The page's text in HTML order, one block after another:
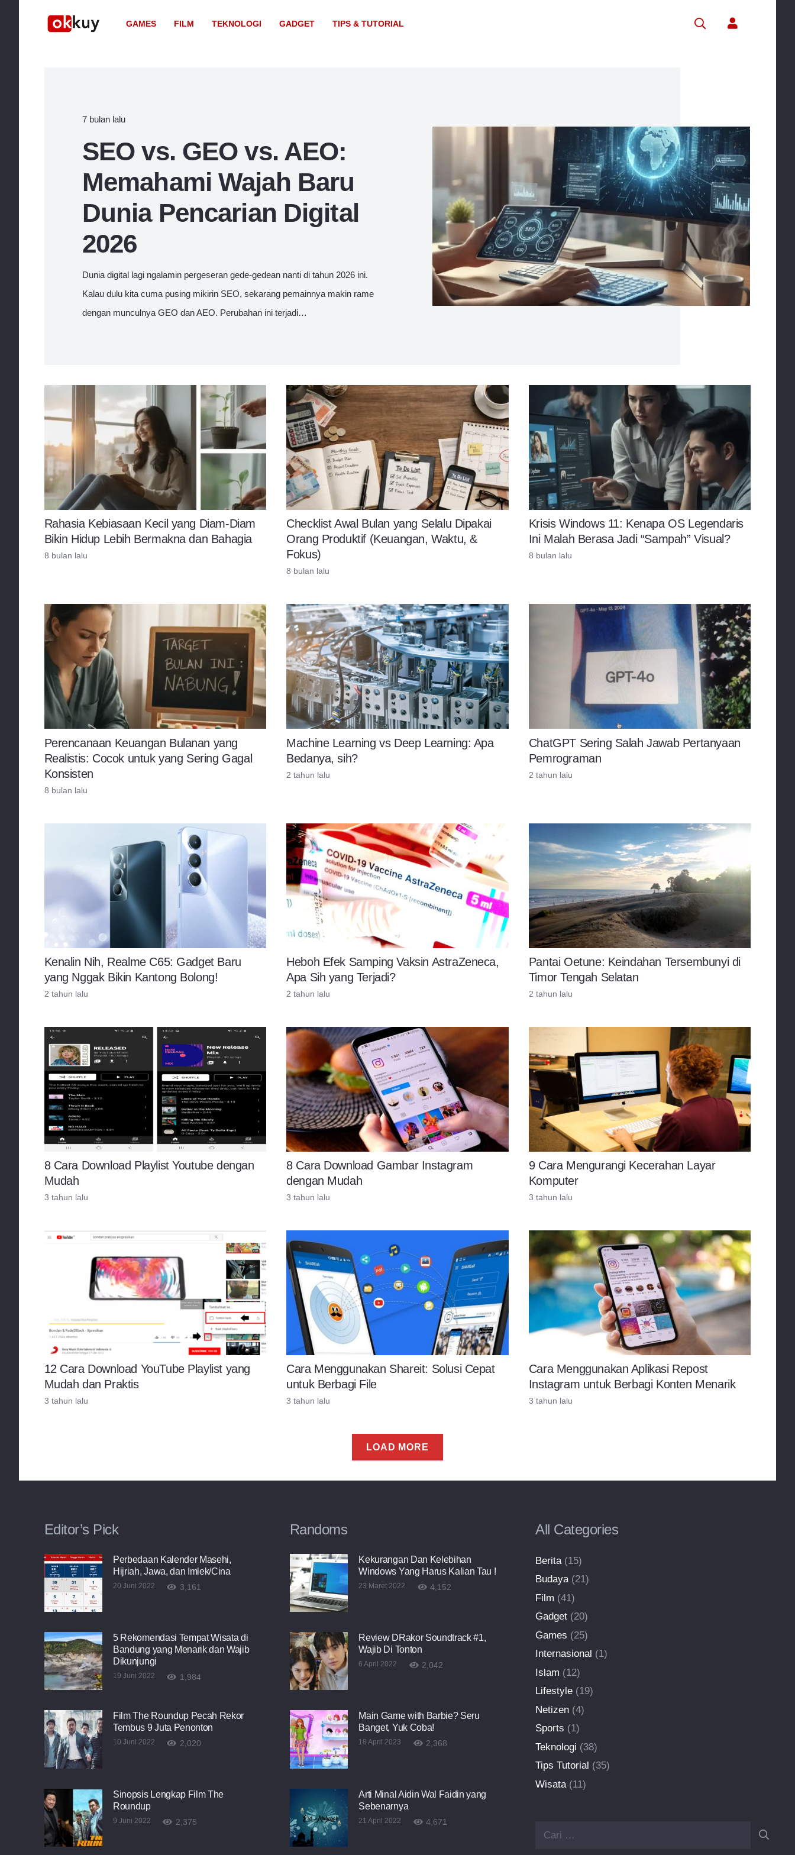
GAMES FILM TEKNOLOGI GADGET TIPS & TUTORIAL
7 bulan lalu
SEO vs. GEO vs. AEO:
Memahami Wajah Baru
Dunia Pencarian Digital
2026
Dunia digital lagi ngalamin pergeseran gede-gedean nanti di tahun 2026 ini.
Kalau dulu kita cuma pusing mikirin SEO, sekarang pemainnya makin rame
dengan munculnya GEO dan AEO. Perubahan ini terjadi…
Rahasia Kebiasaan Kecil yang Diam-Diam
Bikin Hidup Lebih Bermakna dan Bahagia
8 bulan lalu
Checklist Awal Bulan yang Selalu Dipakai
Orang Produktif (Keuangan, Waktu, &
Fokus)
8 bulan lalu
Krisis Windows 11: Kenapa OS Legendaris
Ini Malah Berasa Jadi “Sampah” Visual?
8 bulan lalu
Perencanaan Keuangan Bulanan yang
Realistis: Cocok untuk yang Sering Gagal
Konsisten
8 bulan lalu
Machine Learning vs Deep Learning: Apa
Bedanya, sih?
2 tahun lalu
ChatGPT Sering Salah Jawab Pertanyaan
Pemrograman
2 tahun lalu
Kenalin Nih, Realme C65: Gadget Baru
yang Nggak Bikin Kantong Bolong!
2 tahun lalu
Heboh Efek Samping Vaksin AstraZeneca,
Apa Sih yang Terjadi?
2 tahun lalu
Pantai Oetune: Keindahan Tersembunyi di
Timor Tengah Selatan
2 tahun lalu
8 Cara Download Playlist Youtube dengan
Mudah
3 tahun lalu
8 Cara Download Gambar Instagram
dengan Mudah
3 tahun lalu
9 Cara Mengurangi Kecerahan Layar
Komputer
3 tahun lalu
12 Cara Download YouTube Playlist yang
Mudah dan Praktis
3 tahun lalu
Cara Menggunakan Shareit: Solusi Cepat
untuk Berbagi File
3 tahun lalu
Cara Menggunakan Aplikasi Repost
Instagram untuk Berbagi Konten Menarik
3 tahun lalu
LOAD MORE
Editor’s Pick
Perbedaan Kalender Masehi,
Hijriah, Jawa, dan Imlek/Cina
20 Juni 2022 3,161
5 Rekomendasi Tempat Wisata di
Bandung yang Menarik dan Wajib
Dikunjungi
19 Juni 2022 1,984
Film The Roundup Pecah Rekor
Tembus 9 Juta Penonton
10 Juni 2022 2,020
Sinopsis Lengkap Film The
Roundup
9 Juni 2022 2,375
Randoms
Kekurangan Dan Kelebihan
Windows Yang Harus Kalian Tau !
23 Maret 2022 4,152
Review DRakor Soundtrack #1,
Wajib Di Tonton
6 April 2022 2,042
Main Game with Barbie? Seru
Banget, Yuk Coba!
18 April 2023 2,368
Arti Minal Aidin Wal Faidin yang
Sebenarnya
21 April 2022 4,671
All Categories
Berita (15)
Budaya(21)
Film (41)
Gadget (20)
Games (25)
Internasional (1)
Islam (12)
Lifestyle (19)
Netizen (4)
Sports (1)
Teknologi (38)
Tips Tutorial (35)
Wisata (11)
Cari